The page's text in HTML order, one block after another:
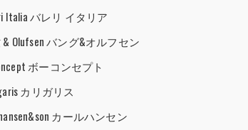
Italia バレリ イタリア
& Olufsen バング&オルフセン
ボーコンセプト
カリガリス
カールハンセン